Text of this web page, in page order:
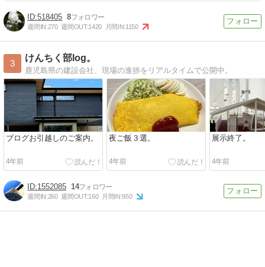
518405 8
週間IN:270 週間OUT:1420 月間IN:1150
3
けんちく部log。
鹿児島県の建設会社、現場の進捗をリアルタイムで公開中。
ブログお引越しのご案内。
4年前
夜ご飯３選。
4年前
展示終了。
4年前
1552085 14
週間IN:260 週間OUT:160 月間IN:950